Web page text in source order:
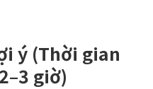
ý (Thời gian
2–3 giờ)